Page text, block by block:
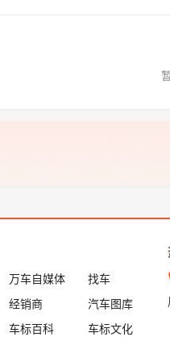
万车自媒体
找车
经销商
汽车图库
车标百科 车标文化